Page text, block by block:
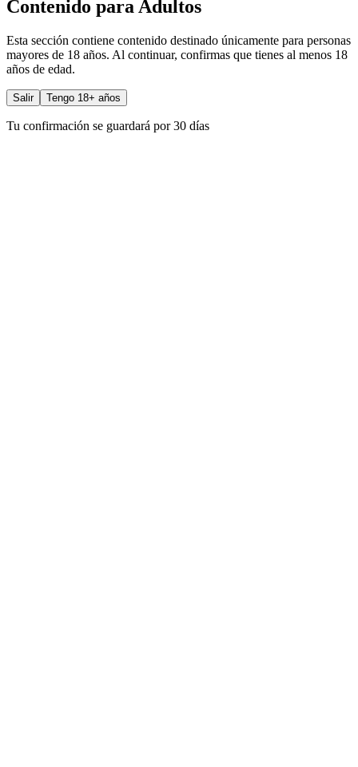
Contenido para Adultos
Esta sección contiene contenido destinado únicamente para personas
mayores de 18 años. Al continuar, confirmas que tienes al menos 18
años de edad.
Salir Tengo 18+ años
Tu confirmación se guardará por 30 días